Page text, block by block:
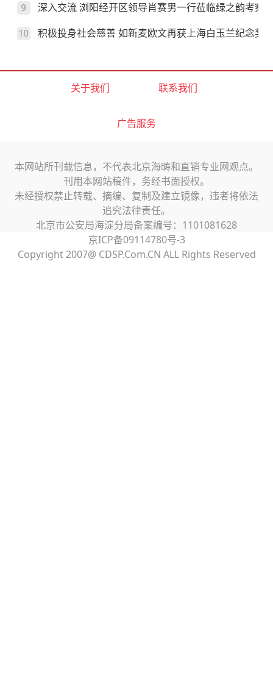
深入交流 浏阳经开区领导肖赛男一行莅临绿之韵考察
积极投身社会慈善 如新麦欧文再获上海白玉兰纪念奖
关于我们 联系我们
广告服务
本网站所刊载信息，不代表北京海畴和直销专业网观点。
刊用本网站稿件，务经书面授权。
未经授权禁止转载、摘编、复制及建立镜像，违者将依法
追究法律责任。
北京市公安局海淀分局备案编号：1101081628
京ICP备09114780号-3
Copyright 2007@ CDSP.Com.CN ALL Rights Reserved